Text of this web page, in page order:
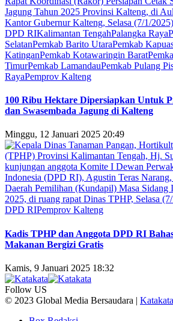
DPD RIKalimantan TengahPalangka Raya
SelatanPemkab Barito UtaraPemkab
KatinganPemkab Kotawaringin Barat
TimurPemkab LamandauPemkab Pulang
RayaPemprov Kalteng
100 Ribu Hektare Dipersiapkan Untuk
dan Swasembada Jagung di Kalteng
Minggu, 12 Januari 2025 20:49
DPD RIPemprov Kalteng
Kadis TPHP dan Anggota DPD RI
Makanan Bergizi Gratis
Kamis, 9 Januari 2025 18:32
Follow US
© 2023 Global Media Bersaudara |